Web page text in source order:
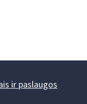
ir paslaugos